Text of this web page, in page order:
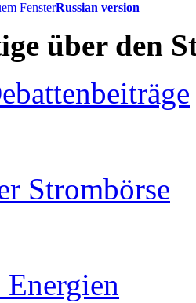
Russian version
über den
Strombörse
Energien